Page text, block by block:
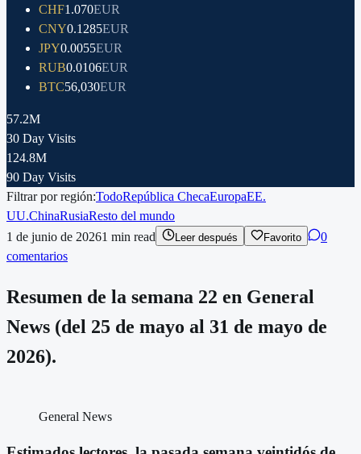
CHF1.070EUR
CNY0.1285EUR
JPY0.0055EUR
RUB0.0106EUR
BTC56,030EUR
57.2M
30 Day Visits
124.8M
90 Day Visits
Filtrar por región:TodoRepública ChecaEuropaEE.
UU.ChinaRusiaResto del mundo
1 de junio de 20261 min read Leer después Favorito
0
comentarios
Resumen de la semana 22 en General
News (del 25 de mayo al 31 de mayo de
2026).
General News